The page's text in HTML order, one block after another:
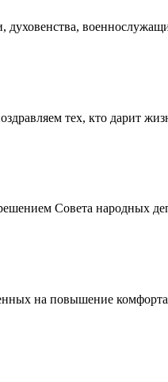
духовенства,
тех, кто дарит
Совета народных
на повышение